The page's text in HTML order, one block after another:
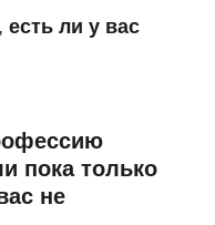
есть ли у вас
пока только
не